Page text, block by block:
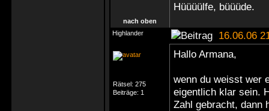
Hüüüülfe, büüüde.
nach oben
Highlander
16.06.06
Rätsel: 275
Beiträge: 1
Hallo Armana,
wenn du weisst wer
eigentlich klar sein.
Zahl gebracht, dann